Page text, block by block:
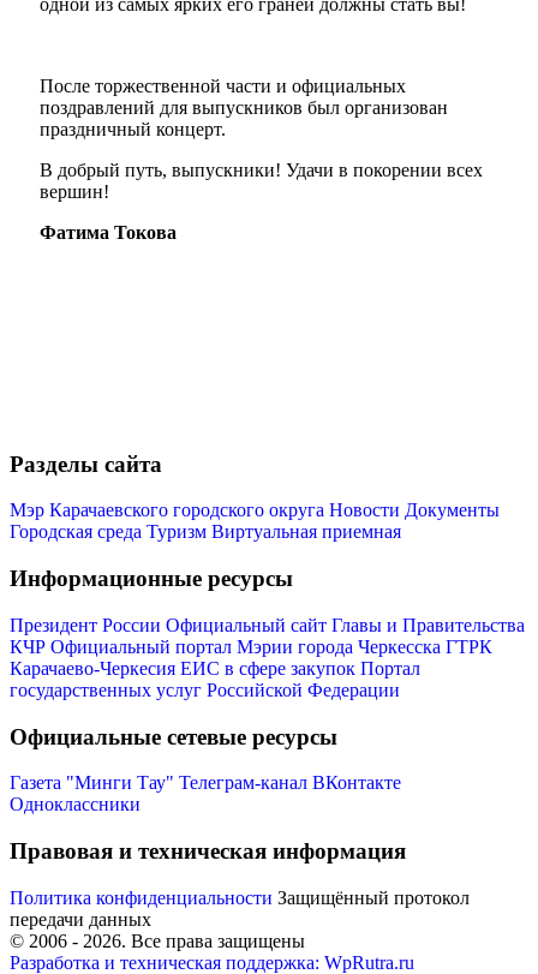
одной из самых ярких его граней должны стать вы!
После торжественной части и официальных
поздравлений для выпускников был организован
праздничный концерт.
В добрый путь, выпускники! Удачи в покорении всех
вершин!
Фатима Токова
Разделы сайта
Мэр Карачаевского городского округа Новости Документы
Городская среда Туризм Виртуальная приемная
Информационные ресурсы
Президент России Официальный сайт Главы и Правительства
КЧР Официальный портал Мэрии города Черкесска ГТРК
Карачаево-Черкесия ЕИС в сфере закупок Портал
государственных услуг Российской Федерации
Официальные сетевые ресурсы
Газета "Минги Тау" Телеграм-канал ВКонтакте
Одноклассники
Правовая и техническая информация
Политика конфиденциальности Защищённый протокол
передачи данных
© 2006 - 2026. Все права защищены
Разработка и техническая поддержка: WpRutra.ru